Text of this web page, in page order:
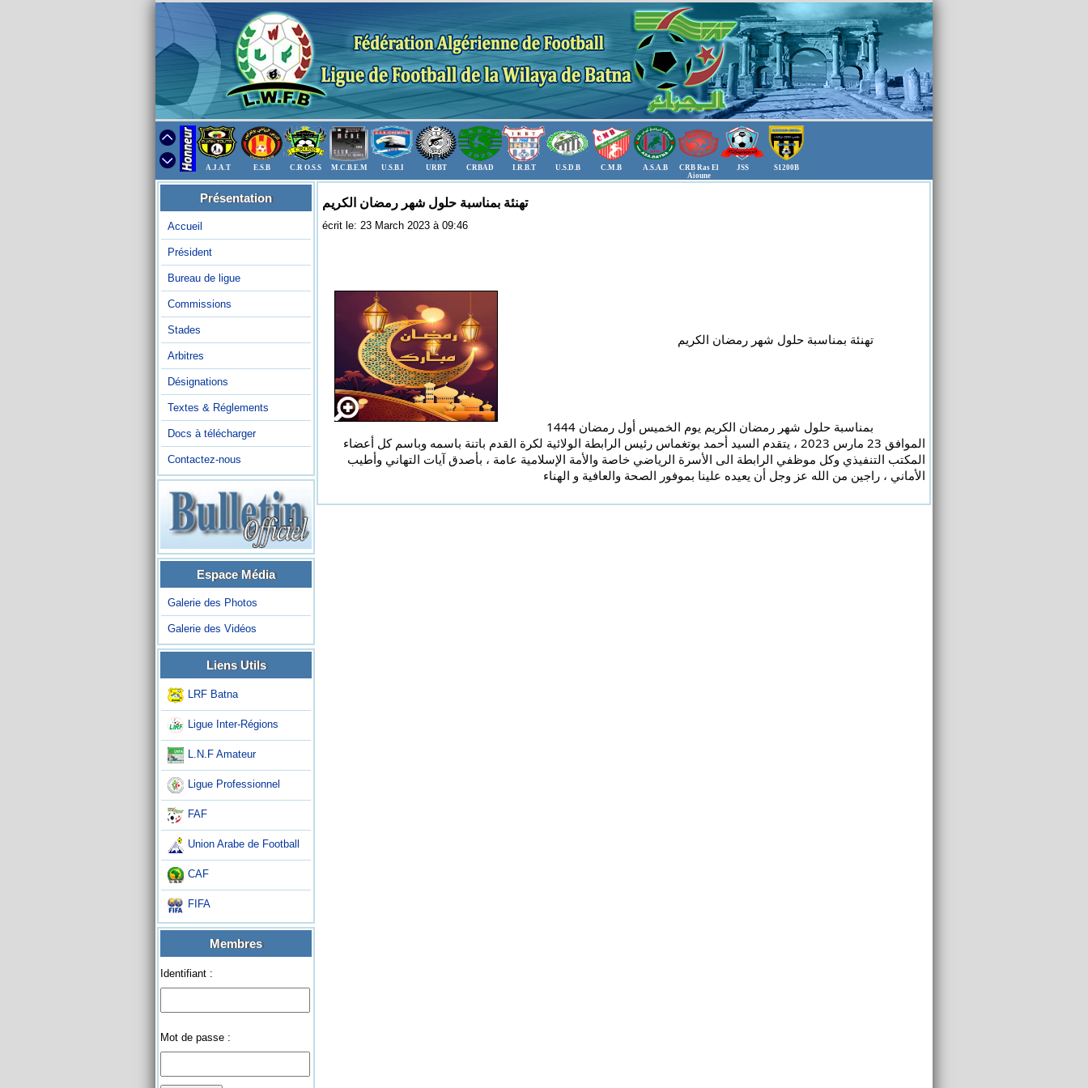
A.J.A.T E.S.B C.R O.S.S M.C.B.E.M U.S.B.I URBT CRBAD I.R.B.T U.S.D.B C.M.B A.S.A.B
CRB Ras El
Aioune
JSS S1200B
Présentation
Accueil
Président
Bureau de ligue
Commissions
Stades
Arbitres
Désignations
Textes & Réglements
Docs à télécharger
Contactez-nous
Espace Média
Galerie des Photos
Galerie des Vidéos
Liens Utils
LRF Batna
Ligue Inter-Régions
L.N.F Amateur
Ligue Professionnel
FAF
Union Arabe de Football
CAF
FIFA
Membres
Identifiant :
Mot de passe :
تهنئة بمناسبة حلول شهر رمضان الكريم
écrit le: 23 March 2023 à 09:46
الأماني ، راجين من الله عز وجل أن يعيده علينا بموفور الصحة والعافية و الهناء